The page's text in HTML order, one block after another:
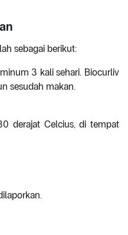
sebagai berikut:
3 kali sehari. Biocurliv
sesudah makan.
derajat Celcius, di tempat